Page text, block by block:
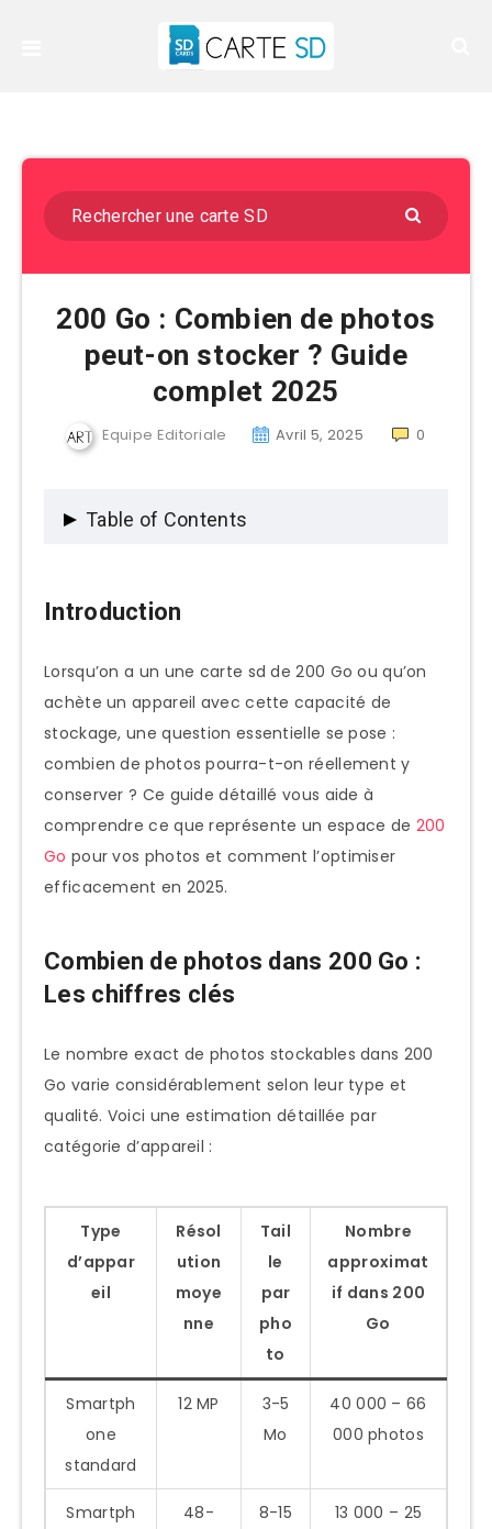
200 Go : Combien de photos
peut-on stocker ? Guide
complet 2025
Equipe Editoriale Avril 5, 2025 0
Table of Contents
Comment calculer précisément votre
capacité de stockage
200 Go dans le contexte des offres de
stockage cloud populaires
La réalité des 200 Go : Espace réellement
disponible
Format de fichier
Compression et paramètres de
qualité
Comparaison avec d’autres capacités de
stockage courantes
Durée de vie d’un stockage de 200 Go
selon différents profils
Répartition optimale de 200 Go pour
différents types de contenu
Comment optimiser votre espace de
200 Go
Techniques d’organisation
intelligente
Outils recommandés pour maximiser
votre espace
Introduction
Lorsqu’on a un une carte sd de 200 Go ou qu’on
achète un appareil avec cette capacité de
stockage, une question essentielle se pose :
combien de photos pourra-t-on réellement y
conserver ? Ce guide détaillé vous aide à
comprendre ce que représente un espace de 200
Go pour vos photos et comment l’optimiser
efficacement en 2025.
Combien de photos dans 200 Go :
Les chiffres clés
Le nombre exact de photos stockables dans 200
Go varie considérablement selon leur type et
qualité. Voici une estimation détaillée par
catégorie d’appareil :
Type
d’appar
eil
Résol
ution
moye
nne
Tail
le
par
pho
to
Nombre
approximat
if dans 200
Go
Smartph
one
standard
12 MP
3-5
Mo
40 000 – 66
000 photos
Smartph
48-
8-15
13 000 – 25